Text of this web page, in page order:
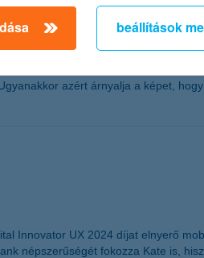
azért árnyalja a képet,
Innovator UX 2024 díjat elnyerő
népszerűségét fokozza Kate is,
beállítások